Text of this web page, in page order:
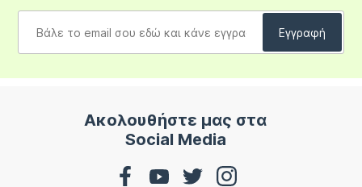
Ακολουθήστε μας στα
Social Media